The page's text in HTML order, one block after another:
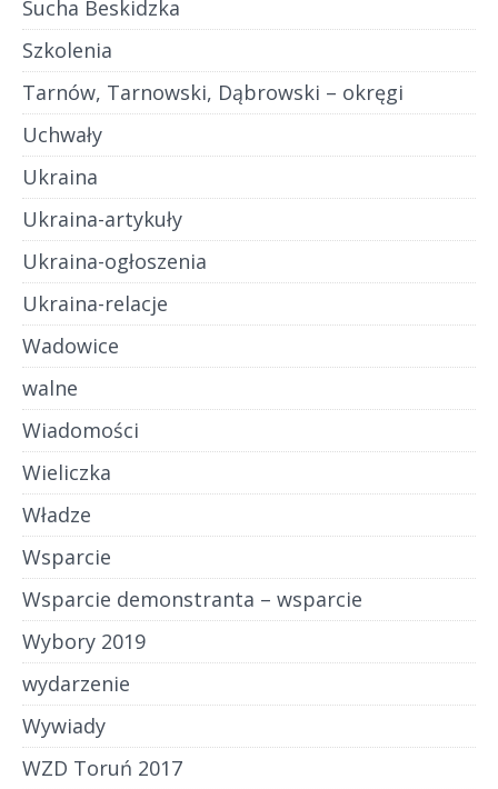
Sucha Beskidzka
Szkolenia
Tarnów, Tarnowski, Dąbrowski – okręgi
Uchwały
Ukraina
Ukraina-artykuły
Ukraina-ogłoszenia
Ukraina-relacje
Wadowice
walne
Wiadomości
Wieliczka
Władze
Wsparcie
Wsparcie demonstranta – wsparcie
Wybory 2019
wydarzenie
Wywiady
WZD Toruń 2017